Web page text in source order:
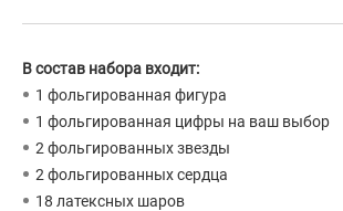
В состав набора входит:
1 фольгированная фигура
1 фольгированная цифры на ваш выбор
2 фольгированных звезды
2 фольгированных сердца
18 латексных шаров